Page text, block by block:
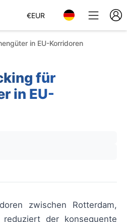
€EUR
in EU-Korridoren
für
in EU-
zwischen Rotterdam,
reduziert der konsequente